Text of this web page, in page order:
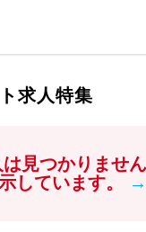
求人特集
見つかりません
しています。
→